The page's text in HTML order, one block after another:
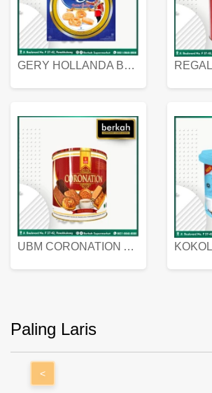
GERY HOLLANDA BUTTER COOKIES 450 GRAM
UBM CORONATION ASSORTED BISKUIT KALENG 450 GRAM
Paling Laris
<